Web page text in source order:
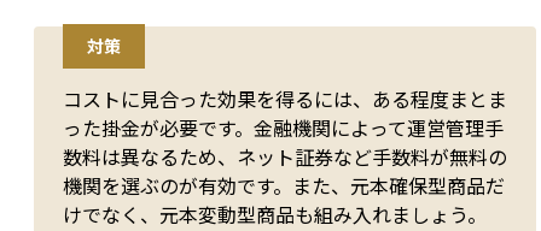
対策
コストに見合った効果を得るには、ある程度まとま
った掛金が必要です。金融機関によって運営管理手
数料は異なるため、ネット証券など手数料が無料の
機関を選ぶのが有効です。また、元本確保型商品だ
けでなく、元本変動型商品も組み入れましょう。